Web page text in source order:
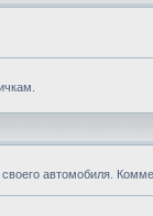
автомобиля.